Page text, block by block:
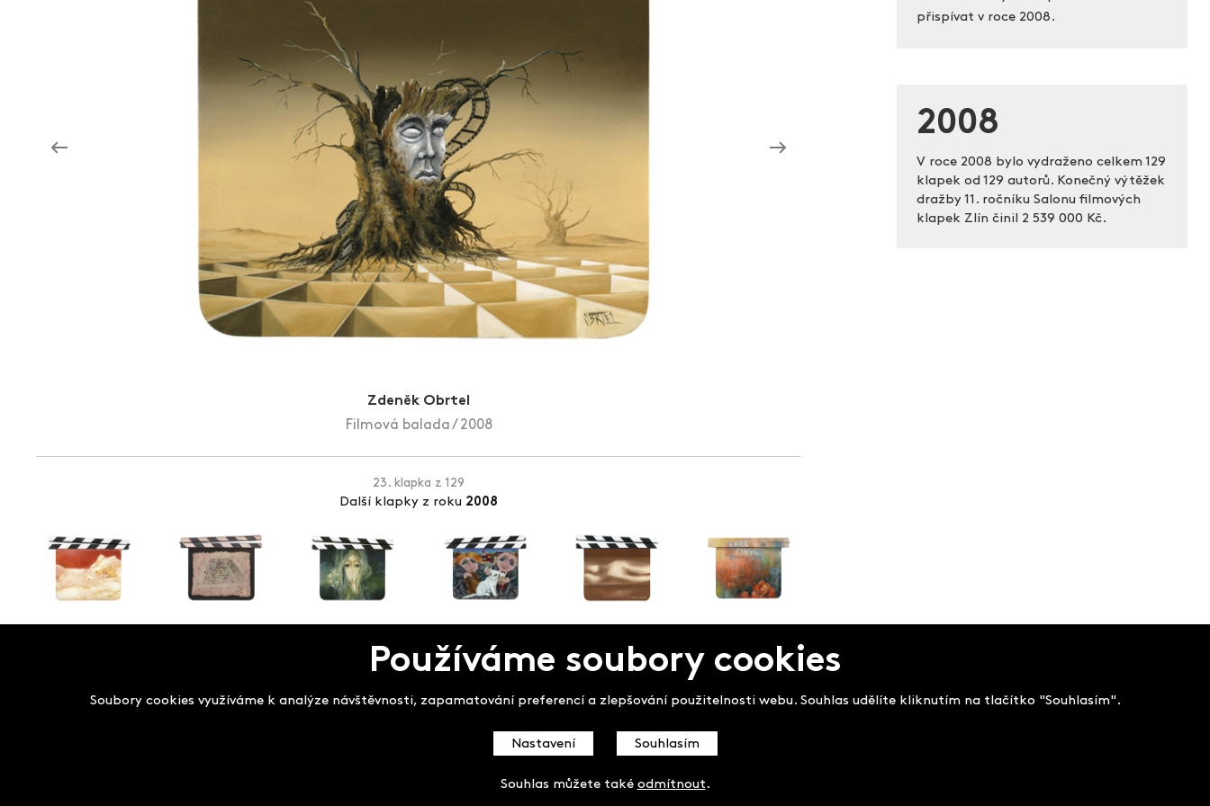
Zdeněk Obrtel
Filmová balada / 2008
23. klapka z 129
Další klapky z roku 2008
přispívat v roce 2008.
2008
V roce 2008 bylo vydraženo celkem 129
klapek od 129 autorů. Konečný výtěžek
dražby 11. ročníku Salonu filmových
klapek Zlín činil 2 539 000 Kč.
Salon filmových klapekPoužíváme soubory cookies
Soubory cookies využíváme k analýze návštěvnosti, zapamatování preferencí a zlepšování použitelnosti webu. Souhlas udělíte kliknutím na tlačítko "Souhlasím".
Nastavení Souhlasím
Souhlas můžete také odmítnout .